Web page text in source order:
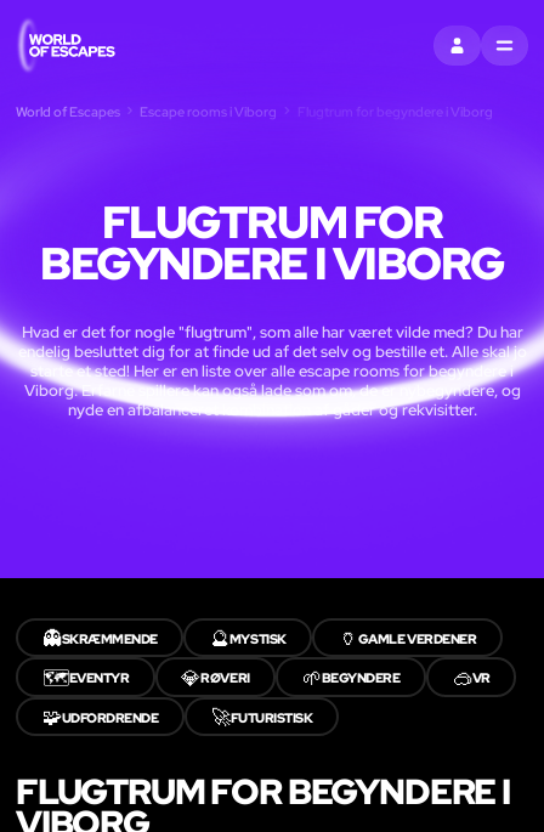
LOG INDMENU
World of Escapes Escape rooms i Viborg Flugtrum for begyndere i Viborg
FLUGTRUM FOR
BEGYNDERE I VIBORG
Hvad er det for nogle "flugtrum", som alle har været vilde med? Du har
endelig besluttet dig for at finde ud af det selv og bestille et. Alle skal jo
starte et sted! Her er en liste over alle escape rooms for begyndere i
Viborg. Erfarne spillere kan også lade som om, de er nybegyndere, og
nyde en afbalanceret kombination af gåder og rekvisitter.
👻SKRÆMMENDE 🔮MYSTISK 🏺 GAMLE VERDENER
🗺️EVENTYR 💎RØVERI 🌱BEGYNDERE 🥽VR
🧩UDFORDRENDE 🚀FUTURISTISK
FLUGTRUM FOR BEGYNDERE I